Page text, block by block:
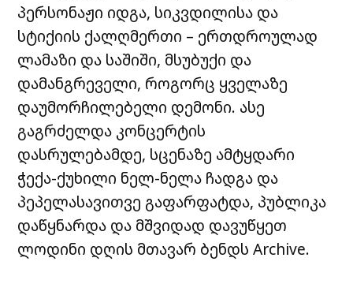
პერსონაჟი იდგა, სიკვდილისა და
სტიქიის ქალღმერთი – ერთდროულად
ლამაზი და საშიში, მსუბუქი და
დამანგრეველი, როგორც ყველაზე
დაუმორჩილებელი დემონი. ასე
გაგრძელდა კონცერტის
დასრულებამდე, სცენაზე ამტყდარი
ჭექა-ქუხილი ნელ-ნელა ჩადგა და
პეპელასავითვე გაფარფატდა, პუბლიკა
დაწყნარდა და მშვიდად დავუწყეთ
ლოდინი დღის მთავარ ბენდს Archive.